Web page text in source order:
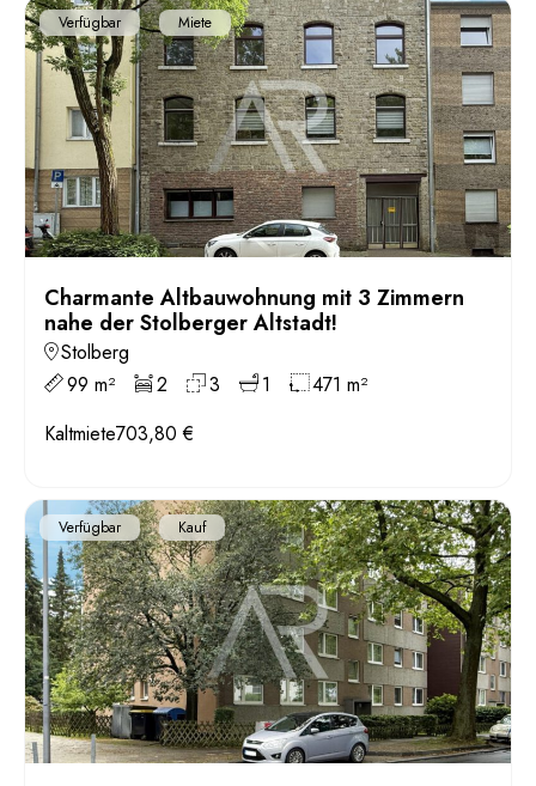
Verfügbar Miete
Charmante Altbauwohnung mit 3 Zimmern
nahe der Stolberger Altstadt!
Stolberg
99 m²
2 3 1
471 m²
Kaltmiete703,80 €
Verfügbar Kauf